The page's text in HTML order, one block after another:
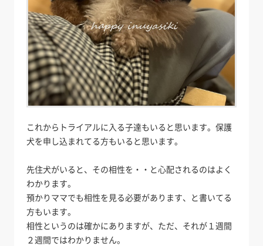
これからトライアルに入る子達もいると思います。保護
犬を申し込まれてる方もいると思います。
先住犬がいると、その相性を・・と心配されるのはよく
わかります。
預かりママでも相性を見る必要があります、と書いてる
方もいます。
相性というのは確かにありますが、ただ、それが１週間
２週間ではわかりません。